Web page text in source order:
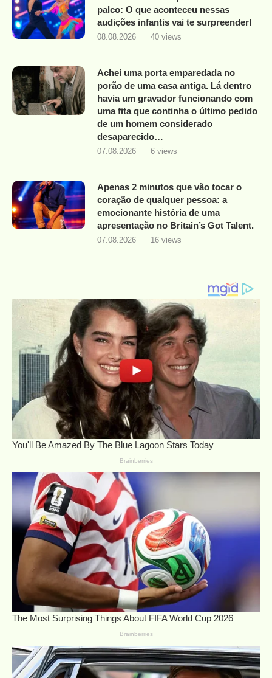
palco: O que aconteceu nessas
audições infantis vai te surpreender!
08.08.2026 40 views
Achei uma porta emparedada no
porão de uma casa antiga. Lá dentro
havia um gravador funcionando com
uma fita que continha o último pedido
de um homem considerado
desaparecido…
07.08.2026 6 views
Apenas 2 minutos que vão tocar o
coração de qualquer pessoa: a
emocionante história de uma
apresentação no Britain’s Got Talent.
07.08.2026 16 views